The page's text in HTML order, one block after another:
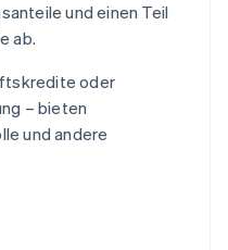
und einen Teil
ab.
oder
– bieten
und andere